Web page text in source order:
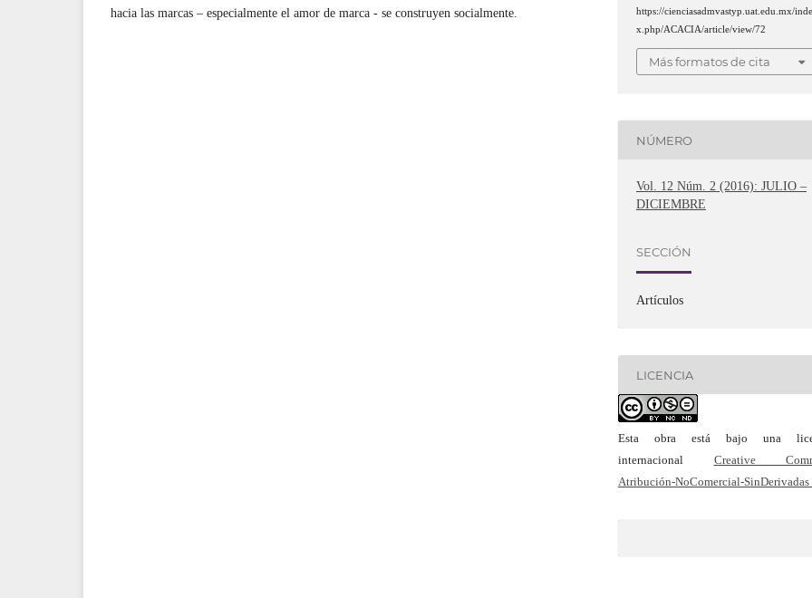
hacia las marcas – especialmente el amor de marca - se construyen socialmente.
https://cienciasadmvastyp.uat.edu.mx/inde
x.php/ACACIA/article/view/72
Más formatos de cita
NÚMERO
Vol. 12 Núm. 2 (2016): JULIO –
DICIEMBRE
SECCIÓN
Artículos
LICENCIA
Esta obra está bajo una
internacional Creative
Atribución-NoComercial-SinDerivadas